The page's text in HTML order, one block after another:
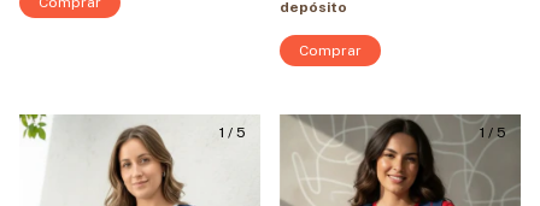
depósito
Comprar
1 / 5 1 / 5